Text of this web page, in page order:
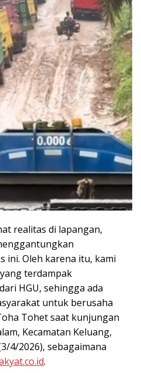
realitas di lapangan,
ini. Oleh karena itu, kami
terdampak
HGU, sehingga ada
untuk berusaha
Tohet saat kunjungan
Kecamatan Keluang,
4/2026), sebagaimana
.